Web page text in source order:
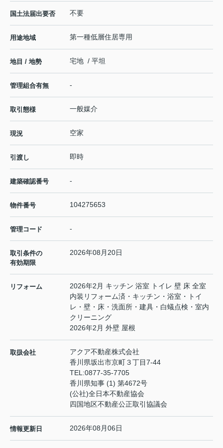
国土法届出要否 不要
用途地域 第一種低層住居専用
地目 / 地勢 宅地 / 平坦
管理組合有無 -
取引態様 一般媒介
現況 空家
引渡し 即時
建築確認番号 -
物件番号 104275653
管理コード -
取引条件の
有効期限
2026年08月20日
リフォーム
2026年2月 キッチン 浴室 トイレ 壁 床 全室
内装リフォーム済・キッチン・浴室・トイ
レ・壁・床・洗面所・建具・白蟻点検・室内
クリーニング
2026年2月 外壁 屋根
取扱会社
アクア不動産株式会社
香川県坂出市京町３丁目7-44
TEL:0877-35-7705
香川県知事 (1) 第4672号
(公社)全日本不動産協会
四国地区不動産公正取引協議会
情報更新日 2026年08月06日